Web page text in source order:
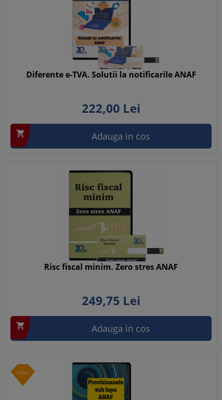
Diferente e-TVA. Solutii la notificarile ANAF
222,00 Lei
 Adauga in cos
Risc fiscal minim. Zero stres ANAF
249,75 Lei
 Adauga in cos
nou